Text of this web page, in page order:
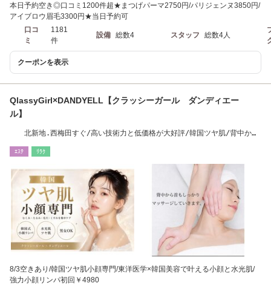
本日予約空き◎口コミ1200件超★まつげパーマ2750円/パリジェンヌ3850円/
アイブロウ眉毛3300円★当日予約可
口コ
ミ
1181
件
設備 総数4 スタッフ 総数4人
クーポンを表示
QlassyGirl×DANDYELL【クラッシーガール ダンディエー
ル】
北新地.西梅田すぐ/高い技術力と低価格が大好評/韓国ツヤ肌/背中から
ｴｽﾃ ﾘﾗｸ
8/3空きあり/韓国ツヤ肌小顔専門/東洋医学×韓国美容で叶える小顔と水光肌/
強力小顔リンパ初回￥4980